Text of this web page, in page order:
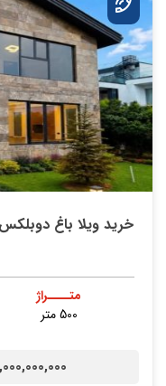
خريد ویلا باغ
متــــراژ
500 متر
20,000,000,000